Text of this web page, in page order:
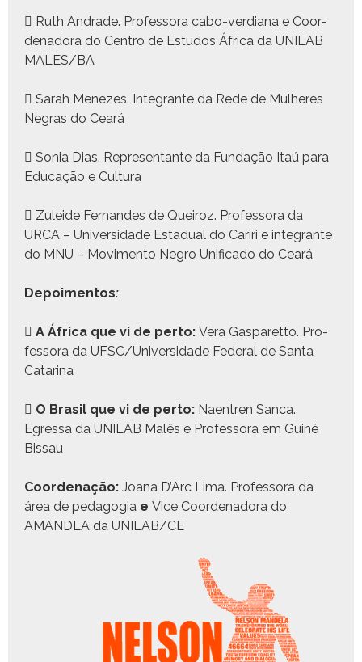
 Ruth Andrade. Pro­fes­so­ra cabo-ver­diana e Coor­
de­nado­ra do Cen­tro de Estu­dos África da UNILAB
MALES/BA
 Sarah Menezes. Inte­grante da Rede de Mul­heres
Negras do Ceará
 Sonia Dias. Rep­re­sen­tante da Fun­dação Itaú para
Edu­cação e Cul­tura
 Zulei­de Fer­nan­des de Queiroz. Pro­fes­so­ra da
URCA – Uni­ver­si­dade Estad­ual do Cariri e inte­grante
do MNU – Movi­men­to Negro Unifi­ca­do do Ceará
Depoi­men­tos:
 A África que vi de per­to: Vera Gas­paret­to. Pro­
fes­so­ra da UFSC/Universidade Fed­er­al de San­ta
Cata­ri­na
 O Brasil que vi de per­to: Naen­tren San­ca.
Egres­sa da UNILAB Malês e Pro­fes­so­ra em Guiné
Bis­sau
Coor­de­nação: Joana D’Arc Lima. Pro­fes­so­ra da
área de ped­a­gogia e Vice Coor­de­nado­ra do
AMANDLA da UNILAB/CE